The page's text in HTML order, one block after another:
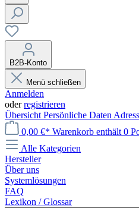
B2B-Konto
Menü schließen
Anmelden
oderregistrieren
Übersicht Persönliche Daten
0,00 €* Warenkorb enthält 0
Alle Kategorien
Hersteller
Über uns
Systemlösungen
FAQ
Lexikon / Glossar